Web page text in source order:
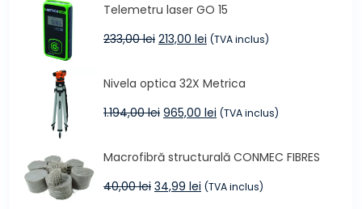
fost:
299,00 lei.
249,00 lei.
Telemetru laser GO 15
233,00lei Prețul
fost:
233,00 lei.
213,00 lei Prețul
213,00 lei.
(TVA inclus)
Nivela optica 32X Metrica
1.194,00lei Prețul
fost:
1.194,00 lei.
965,00 lei Prețul
965,00 lei.
(TVA inclus)
Macrofibră structurală CONMEC FIBRES
40,00lei Prețul
34,99 lei Prețul
(TVA inclus)